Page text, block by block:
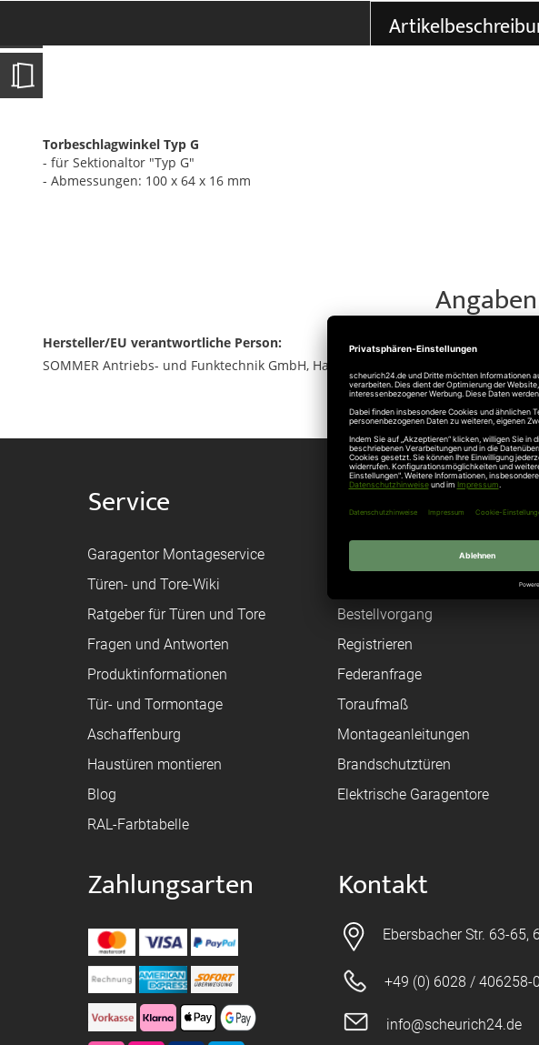
der
Torbeschlagwinkel Typ G
- für Sektionaltor "Typ G"
- Abmessungen: 100 x 64 x 16 mm
Hersteller/EU verantwortliche Person:
SOMMER Antriebs- und Funktechnik GmbH, Hans-Böckler-Straße 27, 73230
Service
Garagentor Montageservice
Türen- und Tore-Wiki
Ratgeber für Türen und Tore
Fragen und Antworten
Produktinformationen
Tür- und Tormontage
Aschaffenburg
Haustüren montieren
Blog
RAL-Farbtabelle
Shop
Bestellvorgang
Registrieren
Federanfrage
Toraufmaß
Montageanleitungen
Brandschutztüren
Elektrische Garagentore
Zahlungsarten Kontakt
Ebersbacher Str. 63-65,
+49 (0) 6028 / 406258-0
info@scheurich24.de